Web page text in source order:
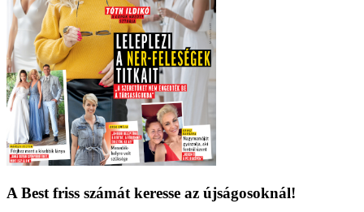
A Best friss számát keresse az újságosoknál!